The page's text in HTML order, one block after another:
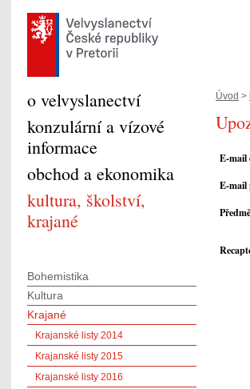
Úvod >
E-mail
E-mail
o velvyslanectví
konzulární a vízové
informace
obchod a ekonomika
kultura, školství,
krajané
Bohemistika
Kultura
Krajané
Krajanské listy 2014
Krajanské listy 2015
Krajanské listy 2016